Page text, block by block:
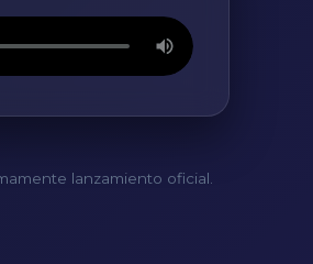
lanzamiento oficial.